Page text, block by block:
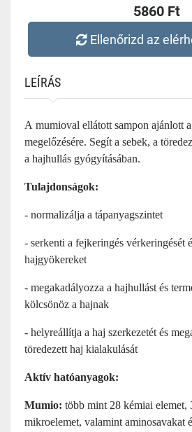
5860 Ft
Ellenőrizd az
LEÍRÁS
A mumioval ellátott sampon ajánlott
megelőzésére. Segít a sebek, a
a hajhullás gyógyításában.
Tulajdonságok:
- normalizálja a tápanyagszintet
- serkenti a fejkeringés vérkeringését
hajgyökereket
- megakadályozza a hajhullást és
kölcsönöz a hajnak
- helyreállítja a haj szerkezetét és
töredezett haj kialakulását
Aktív hatóanyagok:
Mumio: több mint 28 kémiai elemet,
mikroelemet, valamint aminosavakat